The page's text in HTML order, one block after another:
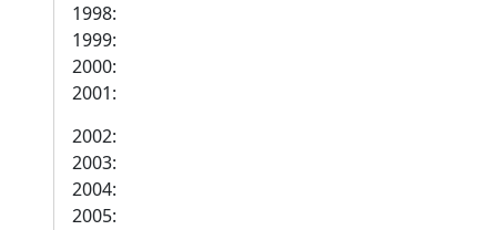
1998:
1999:
2000:
2001:
2002:
2003:
2004:
2005: